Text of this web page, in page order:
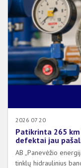
2026 07 20
Patikrinta 265
defektai jau
AB „Panevėžio
tinklų hidraulinius